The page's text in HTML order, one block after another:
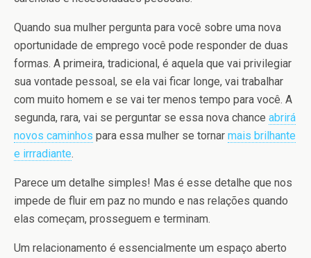
Quando sua mulher pergunta para você sobre uma nova
oportunidade de emprego você pode responder de duas
formas. A primeira, tradicional, é aquela que vai privilegiar
sua vontade pessoal, se ela vai ficar longe, vai trabalhar
com muito homem e se vai ter menos tempo para você. A
segunda, rara, vai se perguntar se essa nova chance abrirá
novos caminhos para essa mulher se tornar mais brilhante
e irrradiante.
Parece um detalhe simples! Mas é esse detalhe que nos
impede de fluir em paz no mundo e nas relações quando
elas começam, prosseguem e terminam.
Um relacionamento é essencialmente um espaço aberto